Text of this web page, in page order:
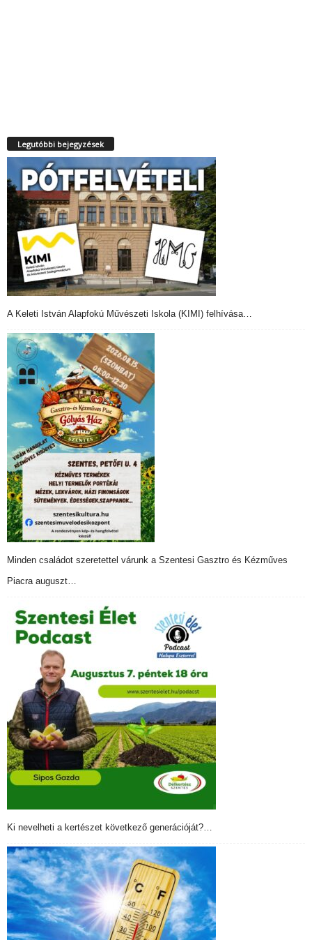
Legutóbbi bejegyzések
A Keleti István Alapfokú Művészeti Iskola (KIMI) felhívása…
Minden családot szeretettel várunk a Szentesi Gasztro és Kézműves
Piacra auguszt…
Ki nevelheti a kertészet következő generációját?…